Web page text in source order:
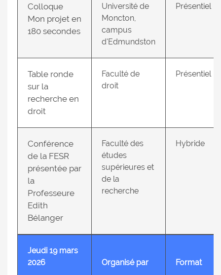
Colloque
Mon projet en
180 secondes
Université de
Moncton,
campus
d'Edmundston
Présentiel
Table ronde
sur la
recherche en
droit
Faculté de
droit
Présentiel
Conférence
de la FESR
présentée par
la
Professeure
Edith
Bélanger
Faculté des
études
supérieures et
de la
recherche
Hybride
Jeudi 19 mars
2026
Organisé par Format